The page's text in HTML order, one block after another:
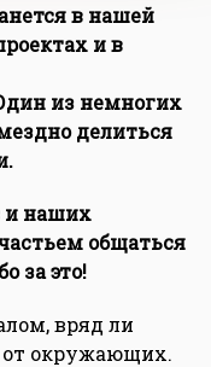
в нашей
и в
из немногих
делиться
и наших
общаться
за это!
вряд ли
от окружающих.